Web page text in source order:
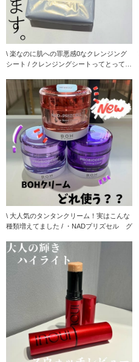
\ 楽なのに肌への罪悪感0なクレンジング
シート / クレンジングシートってとっても
\ 大人気のタンタンクリーム！実はこんな
種類増えてました / ・NADプリズセル グ